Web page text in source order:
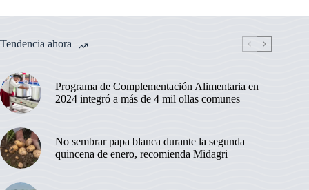
Tendencia ahora
Programa de Complementación Alimentaria en
2024 integró a más de 4 mil ollas comunes
No sembrar papa blanca durante la segunda
quincena de enero, recomienda Midagri